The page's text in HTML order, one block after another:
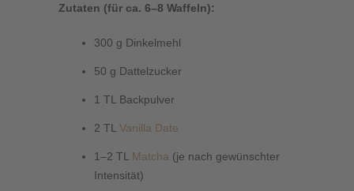
Zutaten (für ca. 6–8 Waffeln):
300 g Dinkelmehl
50 g Dattelzucker
1 TL Backpulver
2 TL Vanilla Date
1–2 TL Matcha (je nach gewünschter
Intensität)